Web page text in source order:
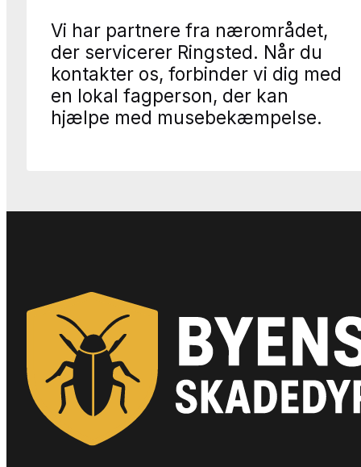
Vi har partnere fra nærområdet,
der servicerer Ringsted. Når du
kontakter os, forbinder vi dig med
en lokal fagperson, der kan
hjælpe med musebekæmpelse.